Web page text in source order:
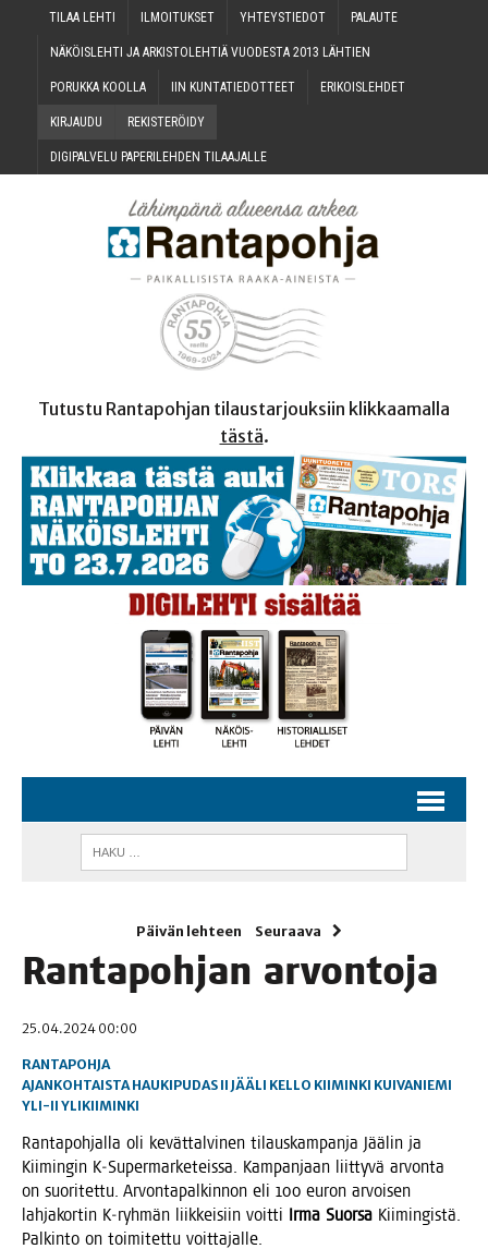
TILAA LEH­TI ILMOI­TUK­SET YHTEYS­TIE­DOT PALAU­TE
NÄKÖIS­LEH­TI JA ARKIS­TO­LEH­TIÄ VUO­DES­TA 2013 LÄHTIEN
PORUK­KA KOOLLA IIN KUN­TA­TIE­DOT­TEET ERI­KOIS­LEH­DET
KIR­JAU­DU REKIS­TE­RÖI­DY
DIGI­PAL­VE­LU PAPE­RI­LEH­DEN TILAAJALLE
Tutustu Rantapohjan tilaustarjouksiin klikkaamalla
tästä.
Päivän lehteen Seuraava
Ran­ta­poh­jan arvontoja
25.04.2024 00:00
RANTAPOHJA
AJANKOHTAISTA HAUKIPUDAS II JÄÄLI KELLO KIIMINKI KUIVANIEMI
YLI-II YLIKIIMINKI
Ran­ta­poh­jal­la oli kevät­tal­vi­nen tilaus­kam­pan­ja Jää­lin ja
Kii­min­gin K‑Supermarketeissa. Kam­pan­jaan liit­ty­vä arvon­ta
on suo­ri­tet­tu. Arvon­ta­pal­kin­non eli 100 euron arvoi­sen
lah­ja­kor­tin K‑ryhmän liik­kei­siin voit­ti
Irma Suor­sa Kii­min­gis­tä.
Pal­kin­to on toi­mi­tet­tu voittajalle.